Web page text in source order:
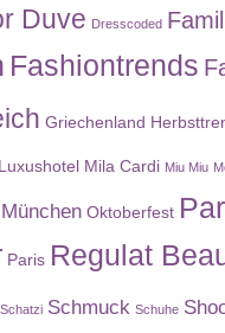
Duve Dresscoded
Fashiontrends
Griechenland
Luxushotel Mila Cardi Miu Miu
München Oktoberfest
Paris Regulat
Schatzi Schmuck Schuhe